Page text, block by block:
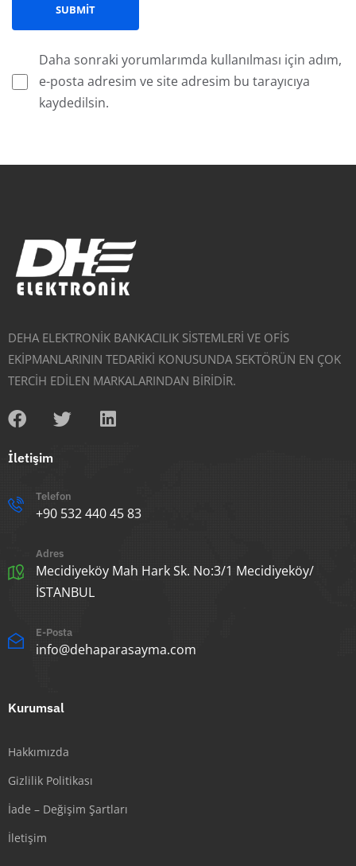
Daha sonraki yorumlarımda kullanılması için adım,
e-posta adresim ve site adresim bu tarayıcıya
kaydedilsin.
DEHA ELEKTRONİK BANKACILIK SİSTEMLERİ VE OFİS
EKİPMANLARININ TEDARİKİ KONUSUNDA SEKTÖRÜN EN ÇOK
TERCİH EDİLEN MARKALARINDAN BİRİDİR.
İletişim
Telefon
+90 532 440 45 83
Adres
Mecidiyeköy Mah Hark Sk. No:3/1 Mecidiyeköy/
İSTANBUL
E-Posta
info@dehaparasayma.com
Kurumsal
Hakkımızda
Gizlilik Politikası
İade – Değişim Şartları
İletişim